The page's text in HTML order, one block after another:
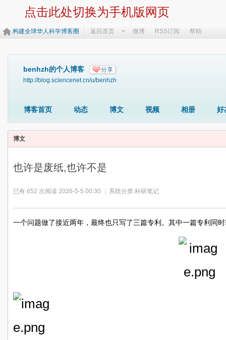
点击此处切换为手机版网页
构建全球华人科学博客圈 返回首页 微博 RSS订阅 帮助
benhzh的个人博客 分享
http://blog.sciencenet.cn/u/benhzh
博客首页 动态 博文 视频 相册 好
博文
也许是废纸,也许不是
已有 652 次阅读 2026-5-5 00:30 系统分类:科研笔记
一个问题做了接近两年，最终也只写了三篇专利。其中一篇专利同